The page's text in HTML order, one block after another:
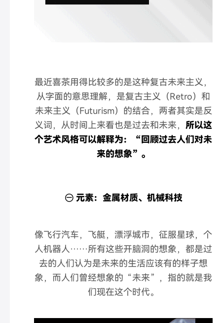
最近喜茶用得比较多的是这种复古未来主义，
从字面的意思理解，是复古主义（Retro）和
未来主义（Futurism）的结合，两者其实是反
义词，从时间上来看也是过去和未来， 所以这
个艺术风格可以解释为：“回顾过去人们对未
来的想象”。
㊀ 元素： 金属材质、机械科技
像飞行汽车，飞艇，漂浮城市，征服星球，个
人机器人……所有这些开脑洞的想象，都是过
去的人们认为是未来的生活应该有的样子想
象，而人们曾经想象的“未来”，指的就是我
们现在这个时代。